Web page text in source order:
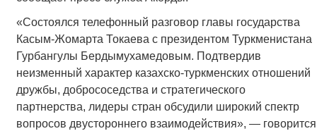
«Состоялся телефонный разговор главы государства
Касым-Жомарта Токаева с президентом Туркменистана
Гурбангулы Бердымухамедовым. Подтвердив
неизменный характер казахско-туркменских отношений
дружбы, добрососедства и стратегического
партнерства, лидеры стран обсудили широкий спектр
вопросов двустороннего взаимодействия», — говорится